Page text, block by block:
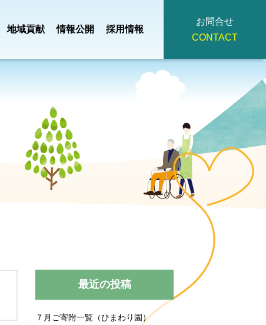
評議員名簿
デイサービスセンタ
みぎわの里
地域貢献 情報公開
運営規程
採用情報
お問合せ
CONTACT
最近の投稿
７月ご寄附一覧（ひまわり園）